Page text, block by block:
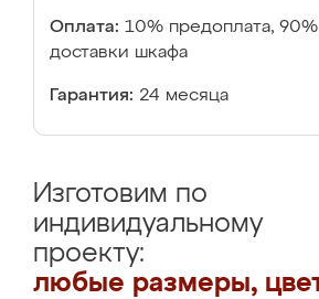
Оплата: 10% предоплата,
доставки шкафа
Гарантия: 24 месяца
Изготовим по
индивидуальному
проекту:
любые размеры,